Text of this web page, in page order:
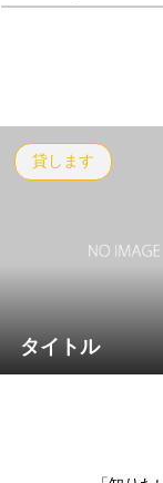
貸します
タイトル